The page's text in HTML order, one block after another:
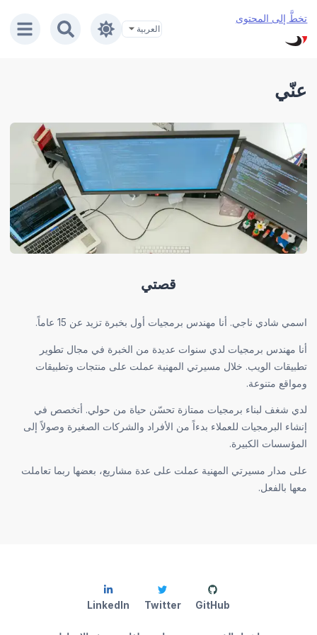
تخطَّ إلى المحتوى
عنّي
قصتي
اسمي شادي ناجي. أنا مهندس برمجيات أول بخبرة تزيد عن 15 عاماً.
أنا مهندس برمجيات لدي سنوات عديدة من الخبرة في مجال تطوير
تطبيقات الويب. خلال مسيرتي المهنية عملت على منتجات وتطبيقات
ومواقع متنوعة.
لدي شغف لبناء برمجيات ممتازة تحسّن حياة من حولي. أتخصص في
إنشاء البرمجيات للعملاء بدءاً من الأفراد والشركات الصغيرة وصولاً إلى
المؤسسات الكبيرة.
على مدار مسيرتي المهنية عملت على عدة مشاريع، بعضها ربما تعاملت
معها بالفعل.
GitHub
Twitter
LinkedIn